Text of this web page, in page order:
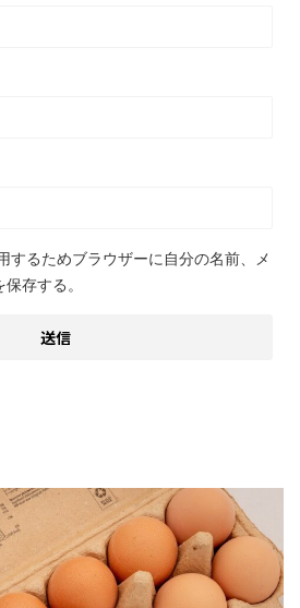
するためブラウザーに自分の名前、メ
存する。